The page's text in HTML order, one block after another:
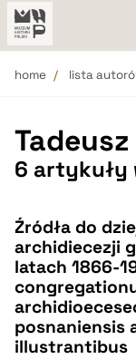
home lista
6 artykuły
Źródła do
archidiecezji
latach 1866-
posnaniensis
illustrantibus